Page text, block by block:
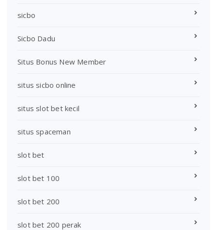
sicbo
Sicbo Dadu
Situs Bonus New Member
situs sicbo online
situs slot bet kecil
situs spaceman
slot bet
slot bet 100
slot bet 200
slot bet 200 perak